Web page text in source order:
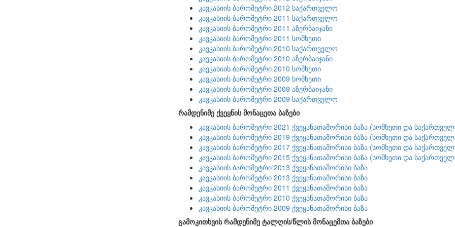
კავკასიის ბარომეტრი 2012 საქართველო
კავკასიის ბარომეტრი 2011 საქართველო
კავკასიის ბარომეტრი 2011 აზერბაიჯანი
კავკასიის ბარომეტრი 2011 სომხეთი
კავკასიის ბარომეტრი 2010 საქართველო
კავკასიის ბარომეტრი 2010 აზერბაიჯანი
კავკასიის ბარომეტრი 2010 სომხეთი
კავკასიის ბარომეტრი 2009 სომხეთი
კავკასიის ბარომეტრი 2009 აზერბაიჯანი
კავკასიის ბარომეტრი 2009 საქართველო
რამდენიმე ქვეყნის მონაცეთა ბაზები
კავკასიის ბარომეტრი 2021 ქვეყანათაშორისი ბაზა (სომხეთი და
კავკასიის ბარომეტრი 2019 ქვეყანათაშორისი ბაზა (სომხეთი და
კავკასიის ბარომეტრი 2017 ქვეყანათაშორისი ბაზა (სომხეთი და
კავკასიის ბარომეტრი 2015 ქვეყანათაშორისი ბაზა (სომხეთი და
კავკასიის ბარომეტრი 2013 ქვეყანათაშორისი ბაზა
კავკასიის ბარომეტრი 2013 ქვეყანათაშორისი ბაზა
კავკასიის ბარომეტრი 2011 ქვეყანათაშორისი ბაზა
კავკასიის ბარომეტრი 2010 ქვეყანათაშორისი ბაზა
კავკასიის ბარომეტრი 2009 ქვეყანათაშორისი ბაზა
გამოკითხვის რამდენიმე ტალღის/წლის მონაცემთა ბაზები